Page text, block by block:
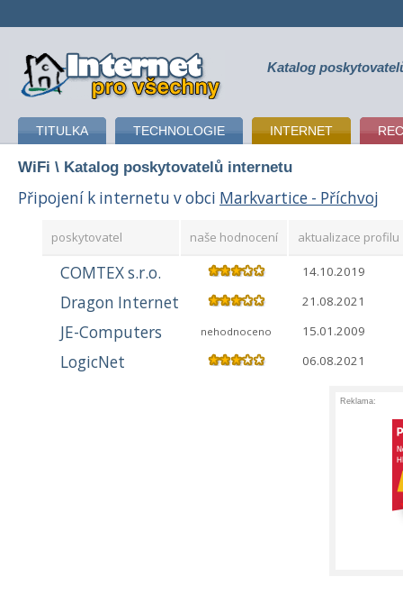
připojení k internetu Katalog
TITULKA TECHNOLOGIE INTERNET
WiFi \ Katalog poskytovatelů internetu
Připojení k internetu v obci Markvartice - Příchvoj
poskytovatel naše hodnocení aktualizace profilu
COMTEX s.r.o. 14.10.2019
Dragon Internet 21.08.2021
JE-Computers nehodnoceno 15.01.2009
LogicNet 06.08.2021
Reklama: